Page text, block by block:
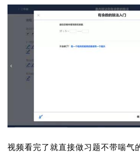
视频看完了就直接做习题不带喘气